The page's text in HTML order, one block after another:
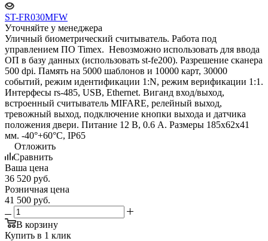
ST-FR030MFW
Уточняйте у менеджера
Уличный биометрический считыватель. Работа под
управлением ПО Timex. Невозможно использовать для ввода
ОП в базу данных (использовать st-fe200). Разрешение сканера
500 dpi. Память на 5000 шаблонов и 10000 карт, 30000
событий, режим идентификации 1:N, режим верификации 1:1.
Интерфесы rs-485, USB, Ethernet. Виганд вход/выход,
встроенный считыватель MIFARE, релейный выход,
тревожный выход, подключение кнопки выхода и датчика
положения двери. Питание 12 В, 0.6 А. Размеры 185х62х41
мм. -40°+60°С, IP65
Отложить
Сравнить
Ваша цена
36 520 руб.
Розничная цена
41 500 руб.
В корзину
Купить в 1 клик